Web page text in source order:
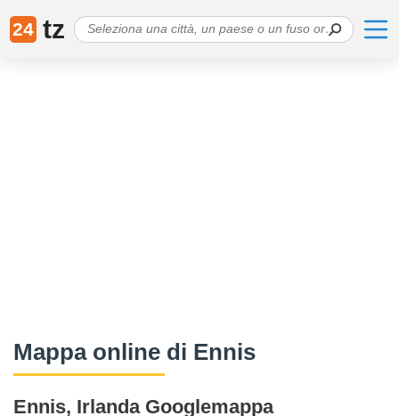
24 tz
Mappa online di Ennis
Ennis, Irlanda Googlemappa